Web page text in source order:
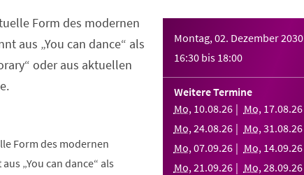
Montag, 02. Dezember 2030
16:30 bis 18:00
Weitere Termine
Mo, 10.08.26 Mo, 17.08.26
Mo,24.08.26 Mo,31.08.26
Mo,07.09.26 Mo, 14.09.26
Mo,21.09.26 Mo,28.09.26
Form des modernen
aus „You can dance“ als
oder aus aktuellen
Form des modernen
„You can dance“ als